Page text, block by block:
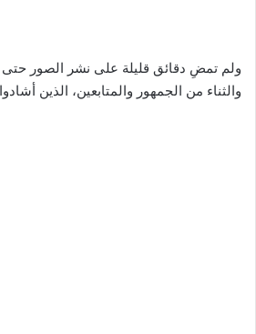
ولم تمضِ دقائق قليلة على نشر الصور حتى
والثناء من الجمهور والمتابعين، الذين